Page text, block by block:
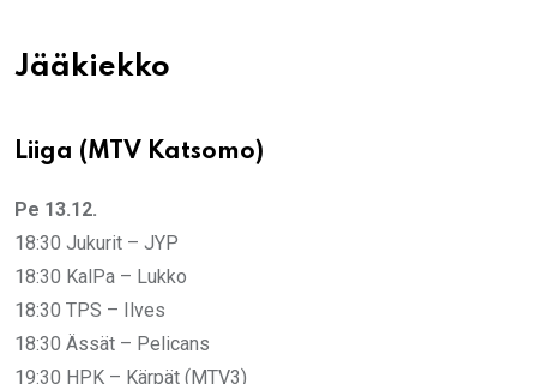
Jääkiekko
Liiga (MTV Katsomo)
Pe 13.12.
18:30 Jukurit – JYP
18:30 KalPa – Lukko
18:30 TPS – Ilves
18:30 Ässät – Pelicans
19:30 HPK – Kärpät (MTV3)